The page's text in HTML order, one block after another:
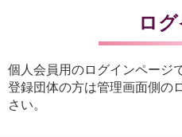
ロ
個人会員用のログインページ
登録団体の方は管理画面側の
さい。